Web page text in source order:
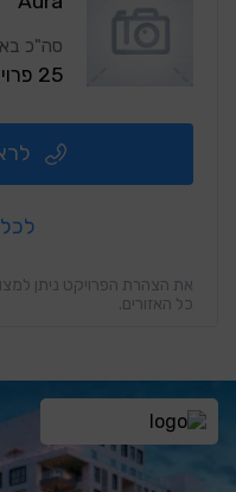
סה"כ
25 פרויקטים
את הצהרת הפרויקט ניתן
כל האזורים.